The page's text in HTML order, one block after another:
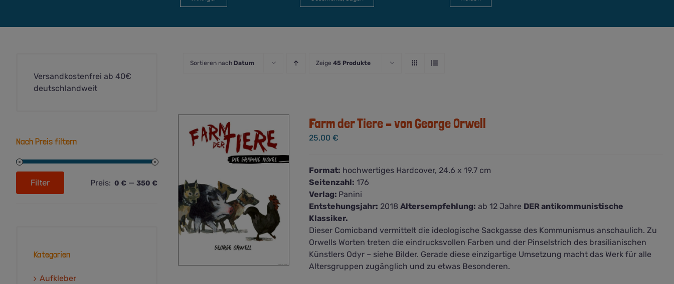
Sortieren nach Datum Zeige 45 Produkte
Farm der Tiere – von George Orwell
25,00 €
Format: hochwertiges Hardcover, 24.6 x 19.7 cm
Seitenzahl: 176
Verlag: Panini
Entstehungsjahr: 2018 Altersempfehlung: ab 12 Jahre DER antikommunistische
Klassiker.
Dieser Comicband vermittelt die ideologische Sackgasse des Kommunismus anschaulich. Zu
Orwells Worten treten die eindrucksvollen Farben und der Pinselstrich des brasilianischen
Künstlers Odyr – siehe Bilder. Gerade diese einzigartige Umsetzung macht das Werk für alle
Altersgruppen zugänglich und zu etwas Besonderen.
Versandkostenfrei ab 40€
deutschlandweit
Nach Preis filtern
Max.
Filter Preis: 0 €— 350 €
Kategorien
Aufkleber